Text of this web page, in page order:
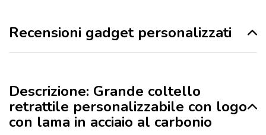
Recensioni gadget personalizzati
Descrizione: Grande coltello
retrattile personalizzabile con logo
con lama in acciaio al carbonio